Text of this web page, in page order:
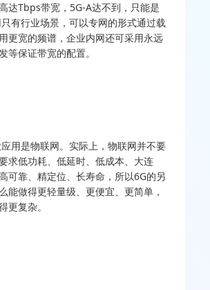
达Tbps带宽，5G-A达不到，只能是
有行业场景，可以专网的形式通过载
更宽的频谱，企业内网还可采用永远
等保证带宽的配置。
用是物联网。实际上，物联网并不要
求低功耗、低延时、低成本、大连
可靠、精定位、长寿命，所以6G的另
能做得更轻量级、更便宜、更简单，
更复杂。